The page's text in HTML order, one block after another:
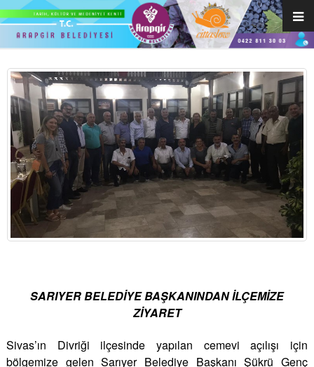
SARIYER BELEDİYE BAŞKANINDAN İLÇEMİZE
ZİYARET
Sivas’ın Divriği ilçesinde yapılan cemevi açılışı için
bölgemize gelen Sarıyer Belediye Başkanı Şükrü Genç